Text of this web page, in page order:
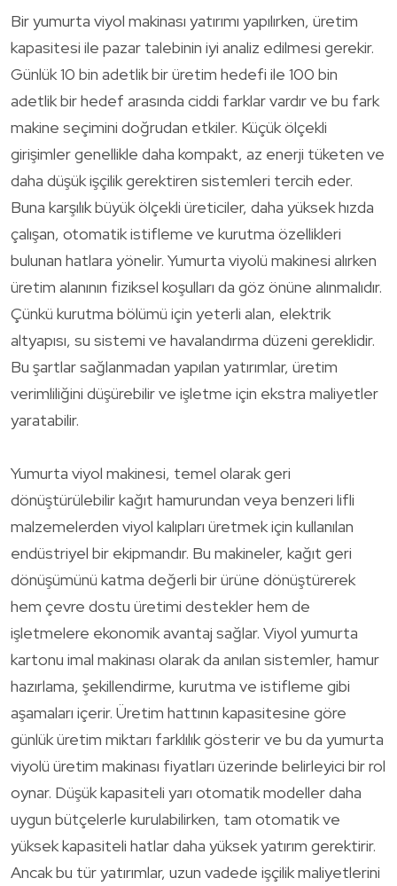
Bir yumurta viyol makinası yatırımı yapılırken, üretim
kapasitesi ile pazar talebinin iyi analiz edilmesi gerekir.
Günlük 10 bin adetlik bir üretim hedefi ile 100 bin
adetlik bir hedef arasında ciddi farklar vardır ve bu fark
makine seçimini doğrudan etkiler. Küçük ölçekli
girişimler genellikle daha kompakt, az enerji tüketen ve
daha düşük işçilik gerektiren sistemleri tercih eder.
Buna karşılık büyük ölçekli üreticiler, daha yüksek hızda
çalışan, otomatik istifleme ve kurutma özellikleri
bulunan hatlara yönelir. Yumurta viyolü makinesi alırken
üretim alanının fiziksel koşulları da göz önüne alınmalıdır.
Çünkü kurutma bölümü için yeterli alan, elektrik
altyapısı, su sistemi ve havalandırma düzeni gereklidir.
Bu şartlar sağlanmadan yapılan yatırımlar, üretim
verimliliğini düşürebilir ve işletme için ekstra maliyetler
yaratabilir.
Yumurta viyol makinesi, temel olarak geri
dönüştürülebilir kağıt hamurundan veya benzeri lifli
malzemelerden viyol kalıpları üretmek için kullanılan
endüstriyel bir ekipmandır. Bu makineler, kağıt geri
dönüşümünü katma değerli bir ürüne dönüştürerek
hem çevre dostu üretimi destekler hem de
işletmelere ekonomik avantaj sağlar. Viyol yumurta
kartonu imal makinası olarak da anılan sistemler, hamur
hazırlama, şekillendirme, kurutma ve istifleme gibi
aşamaları içerir. Üretim hattının kapasitesine göre
günlük üretim miktarı farklılık gösterir ve bu da yumurta
viyolü üretim makinası fiyatları üzerinde belirleyici bir rol
oynar. Düşük kapasiteli yarı otomatik modeller daha
uygun bütçelerle kurulabilirken, tam otomatik ve
yüksek kapasiteli hatlar daha yüksek yatırım gerektirir.
Ancak bu tür yatırımlar, uzun vadede işçilik maliyetlerini